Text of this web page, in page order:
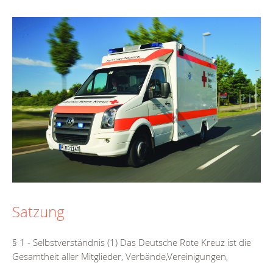
Satzung
§ 1 - Selbstverständnis (1) Das Deutsche Rote Kreuz ist die
Gesamtheit aller Mitglieder, Verbände,Vereinigungen,